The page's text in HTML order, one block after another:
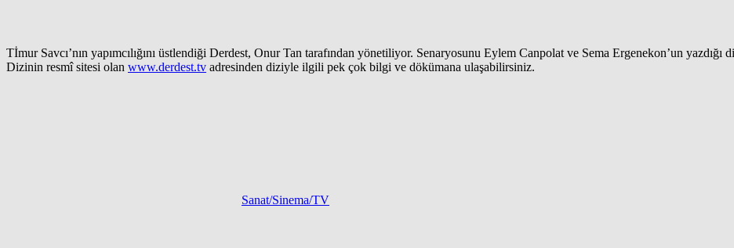
Tİmur Savcı’nın yapımcılığını üstlendiği Derdest, Onur Tan tarafından yönetiliyor. Senaryosunu Eylem Canpolat ve Sema Ergenekon’un yazdığı
Dizinin resmî sitesi olan www.derdest.tv adresinden diziyle ilgili pek çok bilgi ve dökümana ulaşabilirsiniz.
Sanat/Sinema/TV